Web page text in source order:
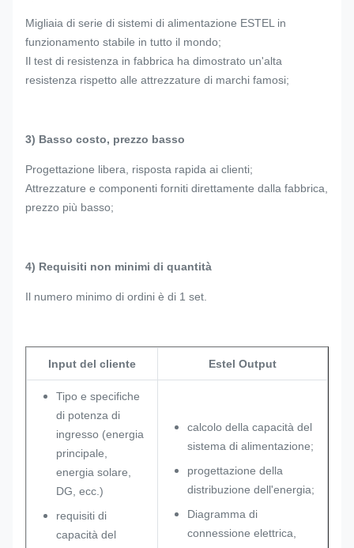
Migliaia di serie di sistemi di alimentazione ESTEL in
funzionamento stabile in tutto il mondo;
Il test di resistenza in fabbrica ha dimostrato un'alta
resistenza rispetto alle attrezzature di marchi famosi;
3) Basso costo, prezzo basso
Progettazione libera, risposta rapida ai clienti;
Attrezzature e componenti forniti direttamente dalla fabbrica,
prezzo più basso;
4) Requisiti non minimi di quantità
Il numero minimo di ordini è di 1 set.
Input del cliente Estel Output
Tipo e specifiche
di potenza di
ingresso (energia
principale,
energia solare,
DG, ecc.)
requisiti di
capacità del
calcolo della capacità del
sistema di alimentazione;
progettazione della
distribuzione dell'energia;
Diagramma di
connessione elettrica,